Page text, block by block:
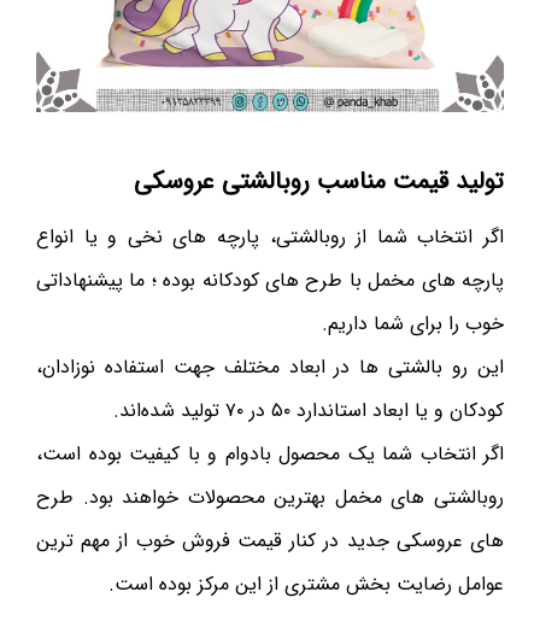
تولید قیمت مناسب روبالشتی عروسکی
اگر انتخاب شما از روبالشتی، پارچه های نخی و یا انواع
پارچه های مخمل با طرح های کودکانه بوده ؛ ما پیشنهاداتی
خوب را برای شما داریم.
این رو بالشتی ها در ابعاد مختلف جهت استفاده نوزادان،
کودکان و یا ابعاد استاندارد ۵۰ در ۷۰ تولید شده‌اند.
اگر انتخاب شما یک محصول بادوام و با کیفیت بوده است،
روبالشتی های مخمل بهترین محصولات خواهند بود. طرح
های عروسکی جدید در کنار قیمت فروش خوب از مهم ترین
عوامل رضایت بخش مشتری از این مرکز بوده است.